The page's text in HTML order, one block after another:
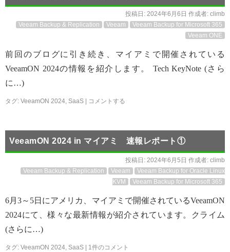
投稿日: 2024年6月6日 作成者: climb
Veeam Backup & Replication
Veeam
Veeam Backup for Microsoft 365
Veeam ONE
前回のブログに引き続き、マイアミで開催されている
VeeamON 2024の情報を紹介します。 Tech KeyNote (さら
に…)
タグ: VeeamON 2024, SaaS コメントする
VeeamON 2024 in マイアミ 速報レポート①
投稿日: 2024年6月5日 作成者: climb
Veeam Backup & Replication
Veeam
Veeam Backup for Oracle Linux
KVM
Veeam Backup for Microsoft 365
6月3～5日にアメリカ、マイアミで開催されているVeeamON
2024にて、様々な最新情報が紹介されています。クライム
(さらに…)
タグ: VeeamON 2024, SaaS 1件のコメント